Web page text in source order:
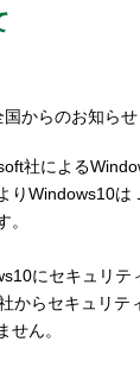
国からのお知らせ
社による
りWindows10は
。
にセキュリテ
からセキュリテ
せん。